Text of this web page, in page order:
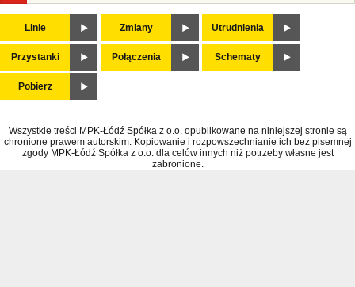
Linie Zmiany Utrudnienia
Przystanki Połączenia Schematy
Pobierz
Wszystkie treści MPK-Łódź Spółka z o.o. opublikowane na niniejszej stronie są
chronione prawem autorskim. Kopiowanie i rozpowszechnianie ich bez pisemnej
zgody MPK-Łódź Spółka z o.o. dla celów innych niż potrzeby własne jest
zabronione.